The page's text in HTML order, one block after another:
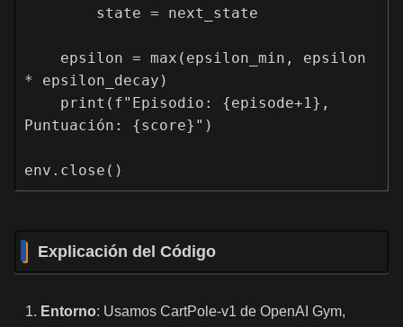
* epsilon_decay)
Puntuación: {score}")
env.close()
Explicación del Código
Entorno: Usamos CartPole-v1 de OpenAI Gym,